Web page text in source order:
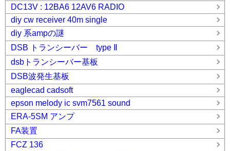
DC13V : 12BA6 12AV6 RADIO
diy cw receiver 40m single
diy 系ampの謎
DSB トランシーバー type Ⅱ
dsbトランシーバー基板
DSB波発生基板
eaglecad cadsoft
epson melody ic svm7561 sound
ERA-5SM アンプ
FA装置
FCZ 136